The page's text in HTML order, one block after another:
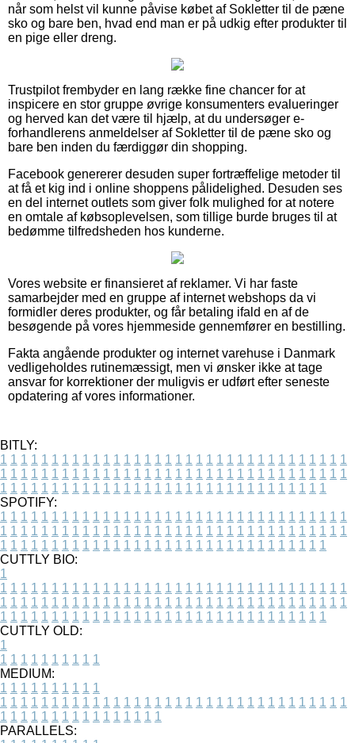
når som helst vil kunne påvise købet af Sokletter til de pæne
sko og bare ben, hvad end man er på udkig efter produkter til
en pige eller dreng.
Trustpilot frembyder en lang række fine chancer for at
inspicere en stor gruppe øvrige konsumenters evalueringer
og herved kan det være til hjælp, at du undersøger e-
forhandlerens anmeldelser af Sokletter til de pæne sko og
bare ben inden du færdiggør din shopping.
Facebook genererer desuden super fortræffelige metoder til
at få et kig ind i online shoppens pålidelighed. Desuden ses
en del internet outlets som giver folk mulighed for at notere
en omtale af købsoplevelsen, som tillige burde bruges til at
bedømme tilfredsheden hos kunderne.
Vores website er finansieret af reklamer. Vi har faste
samarbejder med en gruppe af internet webshops da vi
formidler deres produkter, og får betaling ifald en af de
besøgende på vores hjemmeside gennemfører en bestilling.
Fakta angående produkter og internet varehuse i Danmark
vedligeholdes rutinemæssigt, men vi ønsker ikke at tage
ansvar for korrektioner der muligvis er udført efter seneste
opdatering af vores informationer.
BITLY:
1 1 1 1 1 1 1 1 1 1 1 1 1 1 1 1 1 1 1 1 1 1 1 1 1 1 1 1 1 1 1 1 1 1
1 1 1 1 1 1 1 1 1 1 1 1 1 1 1 1 1 1 1 1 1 1 1 1 1 1 1 1 1 1 1 1 1 1
1 1 1 1 1 1 1 1 1 1 1 1 1 1 1 1 1 1 1 1 1 1 1 1 1 1 1 1 1 1 1 1
SPOTIFY:
1 1 1 1 1 1 1 1 1 1 1 1 1 1 1 1 1 1 1 1 1 1 1 1 1 1 1 1 1 1 1 1 1 1
1 1 1 1 1 1 1 1 1 1 1 1 1 1 1 1 1 1 1 1 1 1 1 1 1 1 1 1 1 1 1 1 1 1
1 1 1 1 1 1 1 1 1 1 1 1 1 1 1 1 1 1 1 1 1 1 1 1 1 1 1 1 1 1 1 1
CUTTLY BIO:
1
1 1 1 1 1 1 1 1 1 1 1 1 1 1 1 1 1 1 1 1 1 1 1 1 1 1 1 1 1 1 1 1 1 1
1 1 1 1 1 1 1 1 1 1 1 1 1 1 1 1 1 1 1 1 1 1 1 1 1 1 1 1 1 1 1 1 1 1
1 1 1 1 1 1 1 1 1 1 1 1 1 1 1 1 1 1 1 1 1 1 1 1 1 1 1 1 1 1 1 1
CUTTLY OLD:
1
1 1 1 1 1 1 1 1 1 1
MEDIUM:
1 1 1 1 1 1 1 1 1 1
1 1 1 1 1 1 1 1 1 1 1 1 1 1 1 1 1 1 1 1 1 1 1 1 1 1 1 1 1 1 1 1 1 1
1 1 1 1 1 1 1 1 1 1 1 1 1 1 1 1
PARALLELS: